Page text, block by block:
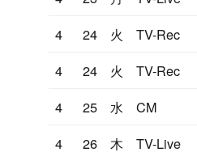
4
24 火 TV-Rec
4
24 火 TV-Rec
4
25 水 CM
4
26 木 TV-Live